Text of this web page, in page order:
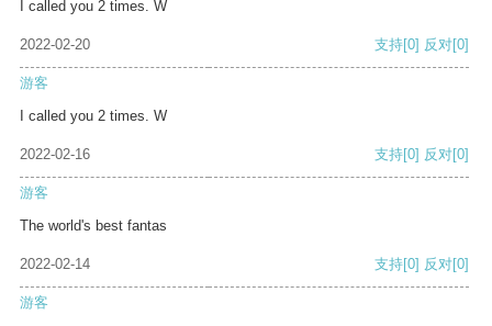
I called you 2 times. W
2022-02-20 支持[0] 反对[0]
游客
I called you 2 times. W
2022-02-16 支持[0] 反对[0]
游客
The world's best fantas
2022-02-14 支持[0] 反对[0]
游客